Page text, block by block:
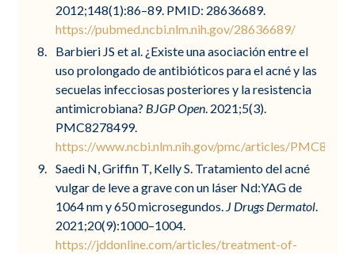
2012;148(1):86–89. PMID: 28636689.
https://pubmed.ncbi.nlm.nih.gov/28636689/
Barbieri JS et al. ¿Existe una asociación entre el
uso prolongado de antibióticos para el acné y las
secuelas infecciosas posteriores y la resistencia
antimicrobiana? BJGP Open . 2021;5(3).
PMC8278499.
https://www.ncbi.nlm.nih.gov/pmc/articles/
Saedi N, Griffin T, Kelly S. Tratamiento del acné
vulgar de leve a grave con un láser Nd:YAG de
1064 nm y 650 microsegundos. J Drugs Dermatol
2021;20(9):1000–1004.
https://jddonline.com/articles/treatment-of-